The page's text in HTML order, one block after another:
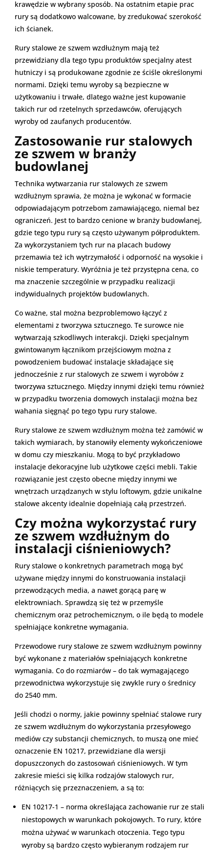
krawędzie w wybrany sposób. Na ostatnim etapie prac
rury są dodatkowo walcowane, by zredukować szerokość
ich ścianek.
Rury stalowe ze szwem wzdłużnym mają też
przewidziany dla tego typu produktów specjalny atest
hutniczy i są produkowane zgodnie ze ściśle określonymi
normami. Dzięki temu wyroby są bezpieczne w
użytkowaniu i trwałe, dlatego ważne jest kupowanie
takich rur od rzetelnych sprzedawców, oferujących
wyroby od zaufanych producentów.
Zastosowanie rur stalowych
ze szwem w branży
budowlanej
Technika wytwarzania rur stalowych ze szwem
wzdłużnym sprawia, że można je wykonać w formacie
odpowiadającym potrzebom zamawiającego, niemal bez
ograniczeń. Jest to bardzo cenione w branży budowlanej,
gdzie tego typu rury są często używanym półproduktem.
Za wykorzystaniem tych rur na placach budowy
przemawia też ich wytrzymałość i odporność na wysokie i
niskie temperatury. Wyróżnia je też przystępna cena, co
ma znaczenie szczególnie w przypadku realizacji
indywidualnych projektów budowlanych.
Co ważne, stal można bezproblemowo łączyć z
elementami z tworzywa sztucznego. Te surowce nie
wytwarzają szkodliwych interakcji. Dzięki specjalnym
gwintowanym łącznikom przejściowym można z
powodzeniem budować instalacje składające się
jednocześnie z rur stalowych ze szwem i wyrobów z
tworzywa sztucznego. Między innymi dzięki temu również
w przypadku tworzenia domowych instalacji można bez
wahania sięgnąć po tego typu rury stalowe.
Rury stalowe ze szwem wzdłużnym można też zamówić w
takich wymiarach, by stanowiły elementy wykończeniowe
w domu czy mieszkaniu. Mogą to być przykładowo
instalacje dekoracyjne lub użytkowe części mebli. Takie
rozwiązanie jest często obecne między innymi we
wnętrzach urządzanych w stylu loftowym, gdzie unikalne
stalowe akcenty idealnie dopełniają całą przestrzeń.
Czy można wykorzystać rury
ze szwem wzdłużnym do
instalacji ciśnieniowych?
Rury stalowe o konkretnych parametrach mogą być
używane między innymi do konstruowania instalacji
przewodzących media, a nawet gorącą parę w
elektrowniach. Sprawdzą się też w przemyśle
chemicznym oraz petrochemicznym, o ile będą to modele
spełniające konkretne wymagania.
Przewodowe rury stalowe ze szwem wzdłużnym powinny
być wykonane z materiałów spełniających konkretne
wymagania. Co do rozmiarów – do tak wymagającego
przewodnictwa wykorzystuje się zwykle rury o średnicy
do 2540 mm.
Jeśli chodzi o normy, jakie powinny spełniać stalowe rury
ze szwem wzdłużnym do wykorzystania przesyłowego
mediów czy substancji chemicznych, to muszą one mieć
oznaczenie EN 10217, przewidziane dla wersji
dopuszczonych do zastosowań ciśnieniowych. W tym
zakresie mieści się kilka rodzajów stalowych rur,
różniących się przeznaczeniem, a są to:
EN 10217-1 – norma określająca zachowanie rur ze stali
niestopowych w warunkach pokojowych. To rury, które
można używać w warunkach otoczenia. Tego typu
wyroby są bardzo często wybieranym rodzajem rur